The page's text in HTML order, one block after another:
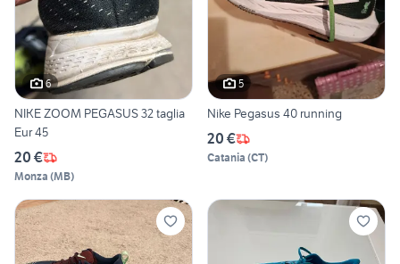
6
NIKE ZOOM PEGASUS 32 taglia
Eur 45
20 €
Monza (MB)
5
Nike Pegasus 40 running
20 €
Catania (CT)